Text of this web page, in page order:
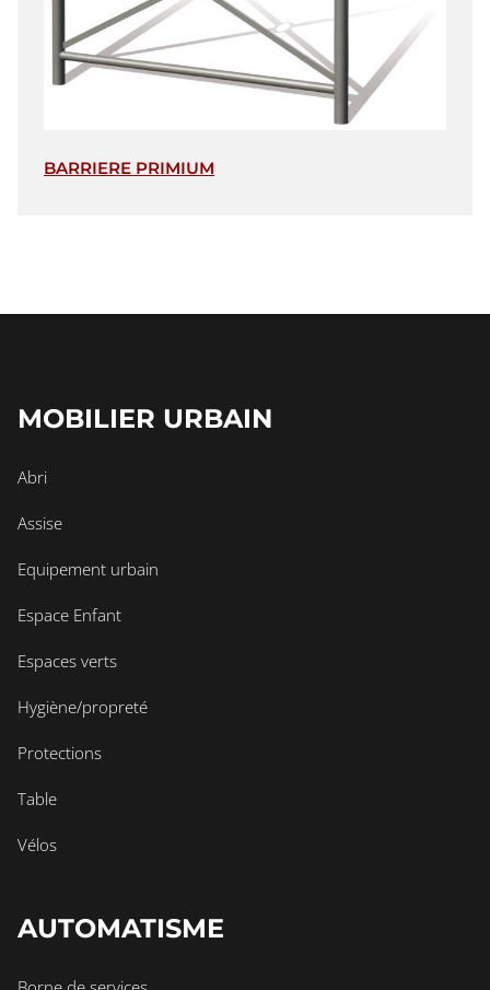
BARRIERE PRIMIUM
MOBILIER URBAIN
Abri
Assise
Equipement urbain
Espace Enfant
Espaces verts
Hygiène/propreté
Protections
Table
Vélos
AUTOMATISME